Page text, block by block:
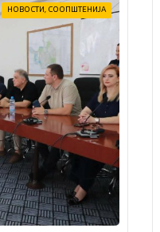
НОВОСТИ, СООПШТЕНИЈА